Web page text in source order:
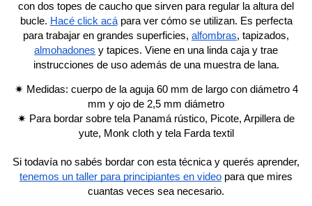
con dos topes de caucho que sirven para regular la altura del
bucle. Hacé click acápara ver cómo se utilizan. Es perfecta
para trabajar en grandes superficies, alfombras, tapizados,
almohadones y tapices. Viene en una linda caja y trae
instrucciones de uso además de una muestra de lana.
✷ Medidas: cuerpo de la aguja 60 mm de largo con diámetro 4
mm y ojo de 2,5 mm diámetro
✷ Para bordar sobre tela Panamá rústico, Picote, Arpillera de
yute, Monk cloth y tela Farda textil
Si todavía no sabés bordar con esta técnica y querés aprender,
tenemos un taller para principiantes en video para que mires
cuantas veces sea necesario.